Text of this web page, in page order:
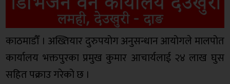
काठमाडौँ । अख्तियार दुरुपयोग अनुसन्धान आयोगले मालपोत
कार्यालय भक्तपुरका प्रमुख कुमार आचार्यलाई २४ लाख घुस
सहित पक्राउ गरेको छ ।